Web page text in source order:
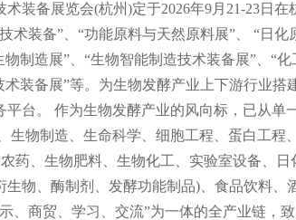
装备展览会(杭州)定于2026年9月21-23日
术装备”、“功能原料与天然原料展”、 “日
制造展”、“生物智能制造技术装备展”、“
术装备展”等。为生物发酵产业上下游行业
台。 作为生物发酵产业的风向标，已从单
生物制造、生命科学、细胞工程、蛋白工程
药、生物肥料、生物化工、实验室设备、
物、酶制剂、发酵功能制品)、食品饮料、
、商贸、学习、交流”为一体的全产业链，